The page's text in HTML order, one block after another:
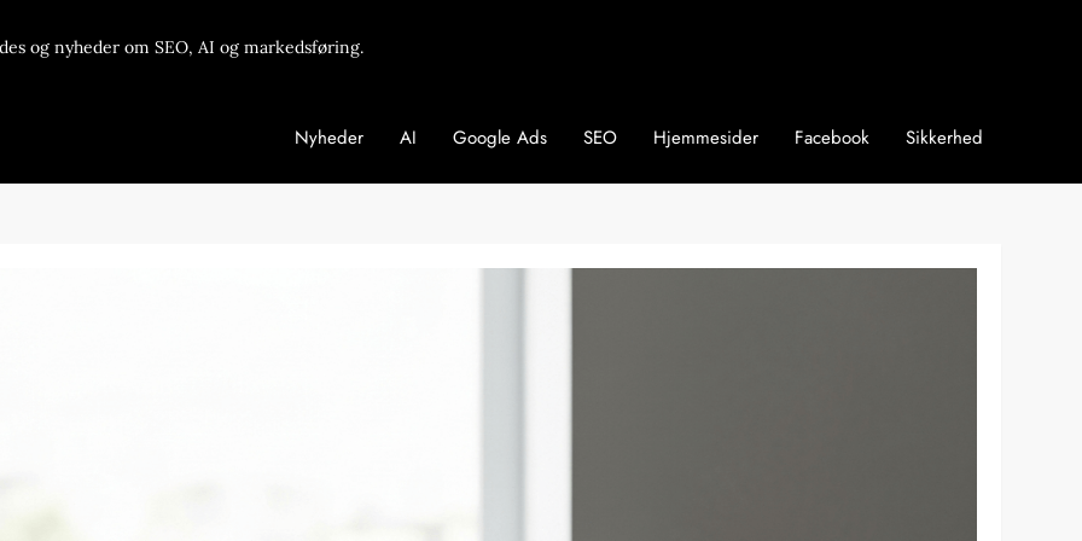
og nyheder om SEO, AI og markedsføring.
Nyheder AI Google Ads SEO Hjemmesider Facebook Sikkerhed